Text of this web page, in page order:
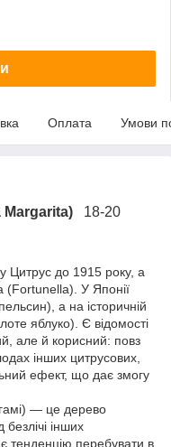
Оплата Умови
Margarita) 18-20
Цитрус до 1915 року, а
(Fortunella). У Японії
а на історичній
яблуко). Є відомості
але й корисний: повз
інших цитрусових,
ефект, що дає змогу
— це дерево
безлічі інших
тенденцію перебувати в